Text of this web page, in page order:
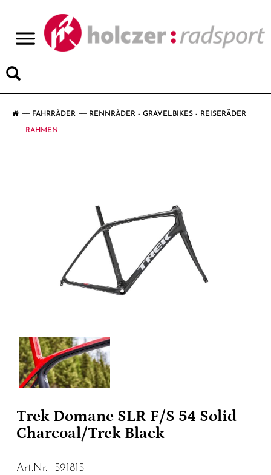
FAHRRÄDER RENNRÄDER - GRAVELBIKES - REISERÄDER
RAHMEN
Trek Domane SLR F/S 54 Solid
Charcoal/Trek Black
Art.Nr. 591815